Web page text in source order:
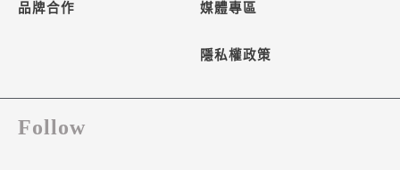
品牌合作 媒體專區
隱私權政策
Follow